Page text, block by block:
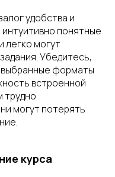
удобства и
понятные
легко могут
Убедитесь,
форматы
встроенной
трудно
могут потерять
курса